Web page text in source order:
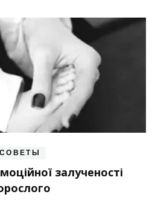
СОВЕТЫ
залученості